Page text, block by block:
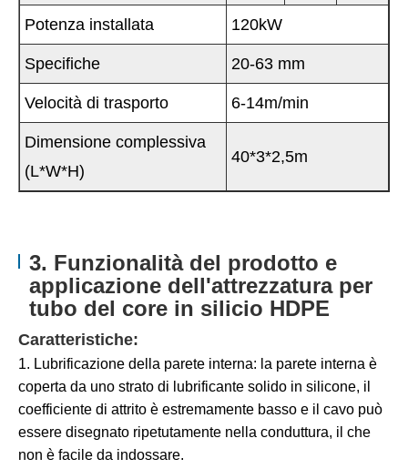
Potenza installata 120kW
Specifiche 20-63 mm
Velocità di trasporto 6-14m/min
Dimensione complessiva
(L*W*H)
40*3*2,5m
3. Funzionalità del prodotto e
applicazione dell'attrezzatura per
tubo del core in silicio HDPE
Caratteristiche:
1. Lubrificazione della parete interna: la parete interna è
coperta da uno strato di lubrificante solido in silicone, il
coefficiente di attrito è estremamente basso e il cavo può
essere disegnato ripetutamente nella conduttura, il che
non è facile da indossare.